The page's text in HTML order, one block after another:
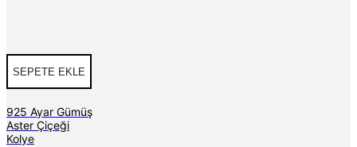
SEPETE EKLE
925 Ayar Gümüş
Aster Çiçeği
Kolye